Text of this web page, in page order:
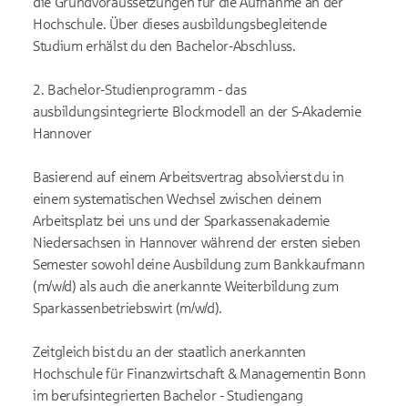
Hochschule. Über dieses ausbildungsbegleitende
Studium erhälst du den Bachelor-Abschluss.
2. Bachelor-Studienprogramm - das
ausbildungsintegrierte Blockmodell an der S-Akademie
Hannover
Basierend auf einem Arbeitsvertrag absolvierst du in
einem systematischen Wechsel zwischen deinem
Arbeitsplatz bei uns und der Sparkassenakademie
Niedersachsen in Hannover während der ersten sieben
Semester sowohl deine Ausbildung zum Bankkaufmann
(m/w/d) als auch die anerkannte Weiterbildung zum
Sparkassenbetriebswirt (m/w/d).
Zeitgleich bist du an der staatlich anerkannten
Hochschule für Finanzwirtschaft & Managementin Bonn
im berufsintegrierten Bachelor - Studiengang